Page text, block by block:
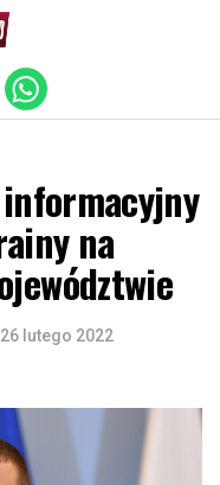
na
26 lutego 2022